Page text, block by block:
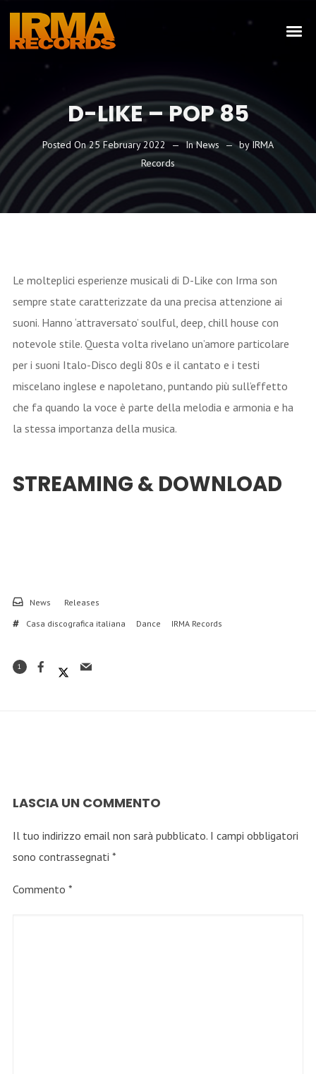
D-LIKE – POP 85
Posted On25 February 2022 InNews byIRMA
Records
Le molteplici esperienze musicali di D-Like con Irma son
sempre state caratterizzate da una precisa attenzione ai
suoni. Hanno ‘attraversato’ soulful, deep, chill house con
notevole stile. Questa volta rivelano un’amore particolare
per i suoni Italo-Disco degli 80s e il cantato e i testi
miscelano inglese e napoletano, puntando più sull’effetto
che fa quando la voce è parte della melodia e armonia e ha
la stessa importanza della musica.
STREAMING & DOWNLOAD
News
Releases
Casa discografica italiana
Dance IRMA Records
1
LASCIA UN COMMENTO
Il tuo indirizzo email non sarà pubblicato. I campi obbligatori
sono contrassegnati *
Commento *